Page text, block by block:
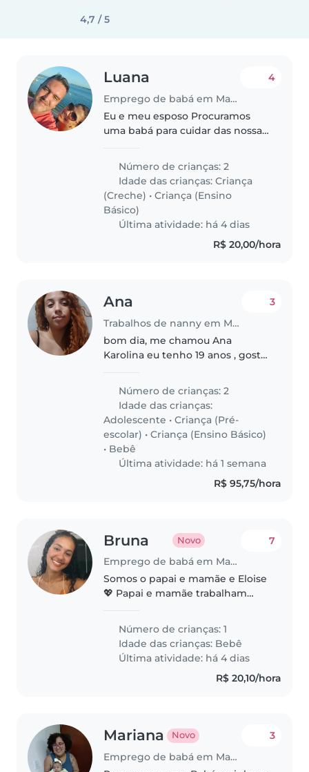
4,7 / 5
Luana
Emprego de babá em Maceió
4
Eu e meu esposo Procuramos
uma babá para cuidar das nossas
baba tem que ser: Carinhosa,
responsável e atenciosa. Pró-
ativa, organizada e disciplinada...
Número de crianças: 2
Idade das crianças:Criança
(Creche) •Criança (Ensino
Básico)
Última atividade: há 4 dias
R$ 20,00/hora
Ana
Trabalhos de nanny em Maceió
3
bom dia, me chamou Ana
Karolina eu tenho 19 anos , gosto
meu primeiro emprego
Número de crianças: 2
Idade das crianças:
Adolescente •Criança (Pré-
escolar) •Criança (Ensino Básico)
• Bebê
Última atividade: há 1 semana
R$ 95,75/hora
Bruna Novo
Emprego de babá em Maceió
7
Somos o papai e mamãe e Eloise
💖 Papai e mamãe trabalham
meses atualmente. Pai é
psicologo e a mãe é estilista
Número de crianças: 1
Idade das crianças: Bebê
Última atividade: há 4 dias
R$ 20,10/hora
Mariana Novo
Emprego de babá em Maceió
3